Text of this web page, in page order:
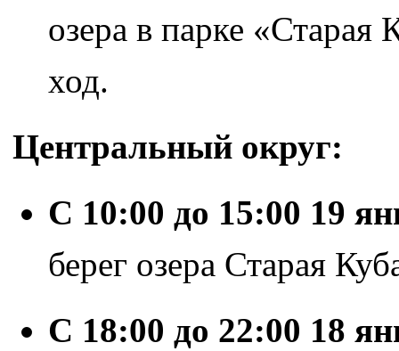
озера в парке
ход.
Центральный округ:
С 10:00 до 15:00 19
берег озера Старая
С 18:00 до 22:00 18